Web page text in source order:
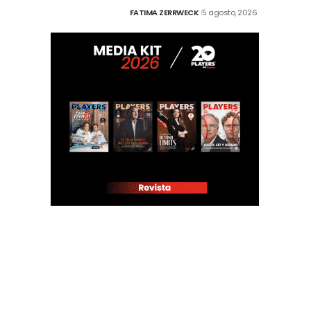
FATIMA ZERRWECK 5 agosto, 2026